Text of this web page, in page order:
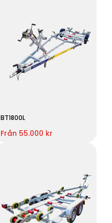
BT1800L
Från 55.000 kr